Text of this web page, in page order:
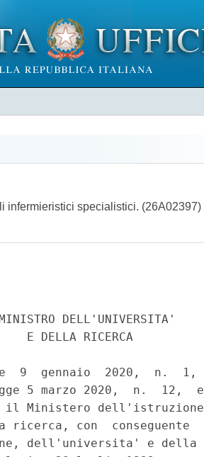
infermieristici specialistici. (26A02397)